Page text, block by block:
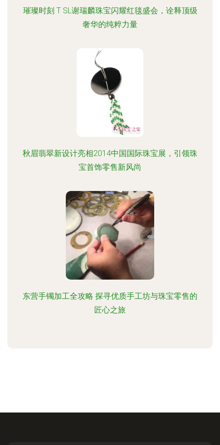
璀璨时刻 T SL谢瑞麟珠宝闪耀红毯盛会，诠释顶级
奢华的纯粹力量
秋眉翡翠新设计亮相2014中国国际珠宝展，引领珠
宝首饰零售新风尚
东营手镯加工全攻略 探寻优质手工坊与珠宝零售的
匠心之旅